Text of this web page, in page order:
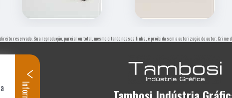
reservado. Sua reprodução, parcial ou total, mesmo citando nossos links, é proibida sem a autorização do autor.